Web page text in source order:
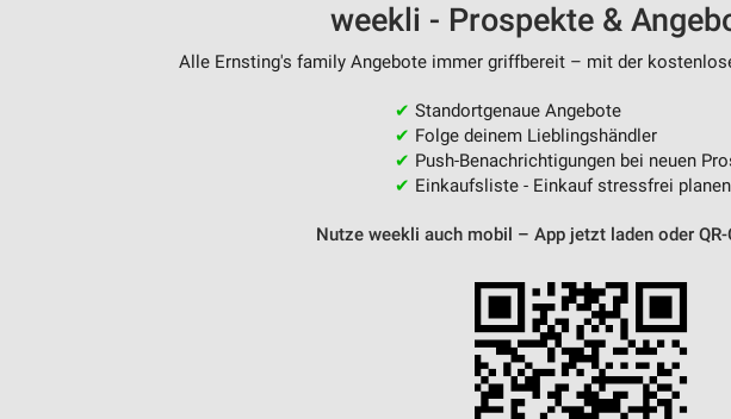
weekli - Prospekte &
Alle Ernsting's family Angebote immer griffbereit – mit der
✔ Standortgenaue Angebote
✔ Folge deinem Lieblingshändler
✔ Push-Benachrichtigungen bei neuen
✔ Einkaufsliste - Einkauf stressfrei planen
Nutze weekli auch mobil – App jetzt laden oder QR-
Entwicklung und Verbesserung der Angebote
Verwendung reduzierter Daten zur Auswahl von Inhalten
Geräte anhand von aktiv angeforderten Informationen identifizieren